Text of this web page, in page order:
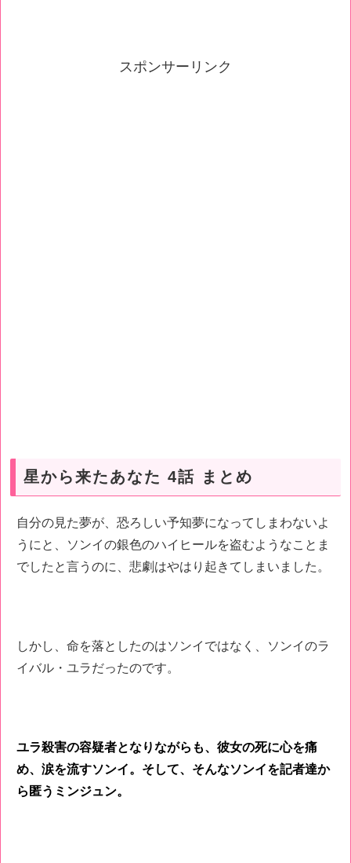
スポンサーリンク
星から来たあなた 4話 まとめ
自分の見た夢が、恐ろしい予知夢になってしまわないよ
うにと、ソンイの銀色のハイヒールを盗むようなことま
でしたと言うのに、悲劇はやはり起きてしまいました。
しかし、命を落としたのはソンイではなく、ソンイのラ
イバル・ユラだったのです。
ユラ殺害の容疑者となりながらも、彼女の死に心を痛
め、涙を流すソンイ。そして、そんなソンイを記者達か
ら匿うミンジュン。